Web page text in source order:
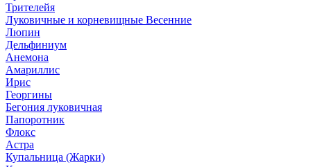
Трителейя
Луковичные и корневищные Весенние
Люпин
Дельфиниум
Анемона
Амариллис
Ирис
Георгины
Бегония луковичная
Папоротник
Флокс
Астра
Купальница (Жарки)